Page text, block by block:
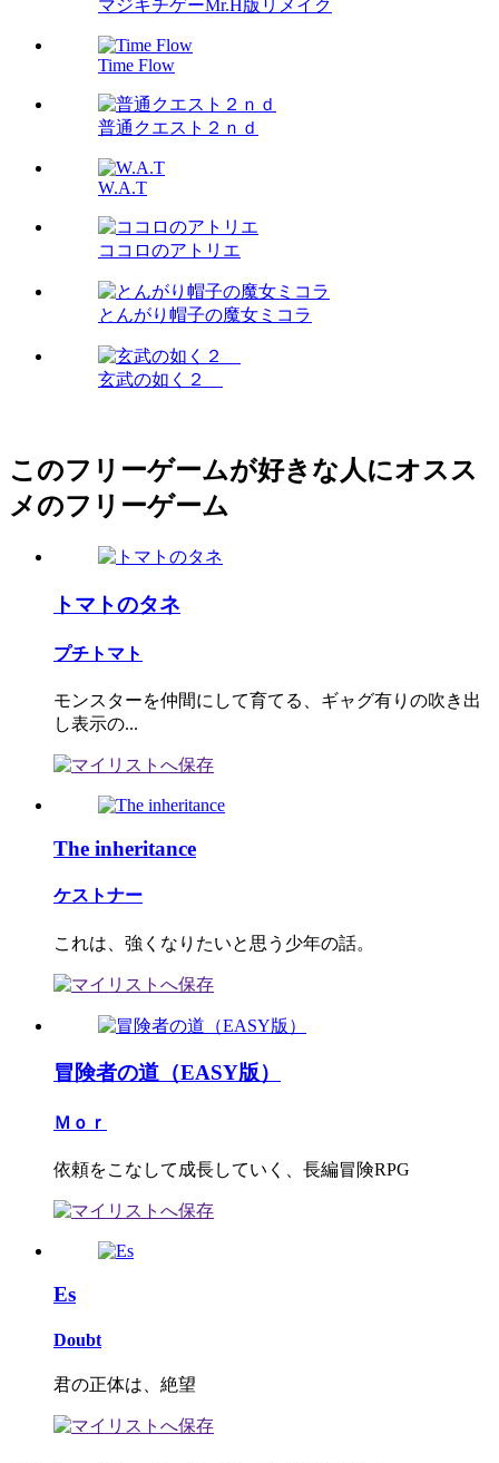
マジキチゲーMr.H版リメイク
Time Flow
普通クエスト２ｎｄ
W.A.T
ココロのアトリエ
とんがり帽子の魔女ミコラ
玄武の如く２
このフリーゲームが好きな人にオスス
メのフリーゲーム
トマトのタネ
プチトマト
モンスターを仲間にして育てる、ギャグ有りの吹き出
し表示の...
The inheritance
ケストナー
これは、強くなりたいと思う少年の話。
冒険者の道（EASY版）
Ｍｏｒ
依頼をこなして成長していく、長編冒険RPG
Es
Doubt
君の正体は、絶望